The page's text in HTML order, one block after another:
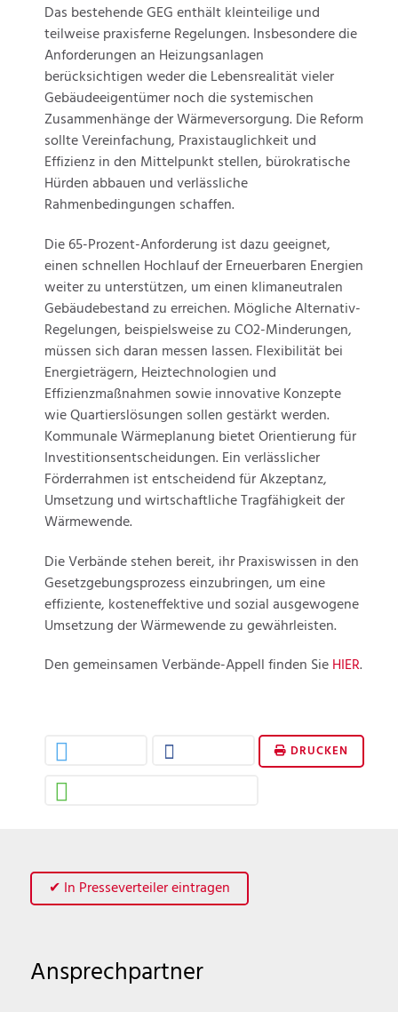
Das bestehende GEG enthält kleinteilige und
teilweise praxisferne Regelungen. Insbesondere die
Anforderungen an Heizungsanlagen
berücksichtigen weder die Lebensrealität vieler
Gebäudeeigentümer noch die systemischen
Zusammenhänge der Wärmeversorgung. Die Reform
sollte Vereinfachung, Praxistauglichkeit und
Effizienz in den Mittelpunkt stellen, bürokratische
Hürden abbauen und verlässliche
Rahmenbedingungen schaffen.
Die 65-Prozent-Anforderung ist dazu geeignet,
einen schnellen Hochlauf der Erneuerbaren Energien
weiter zu unterstützen, um einen klimaneutralen
Gebäudebestand zu erreichen. Mögliche Alternativ-
Regelungen, beispielsweise zu CO2-Minderungen,
müssen sich daran messen lassen. Flexibilität bei
Energieträgern, Heiztechnologien und
Effizienzmaßnahmen sowie innovative Konzepte
wie Quartierslösungen sollen gestärkt werden.
Kommunale Wärmeplanung bietet Orientierung für
Investitionsentscheidungen. Ein verlässlicher
Förderrahmen ist entscheidend für Akzeptanz,
Umsetzung und wirtschaftliche Tragfähigkeit der
Wärmewende.
Die Verbände stehen bereit, ihr Praxiswissen in den
Gesetzgebungsprozess einzubringen, um eine
effiziente, kosteneffektive und sozial ausgewogene
Umsetzung der Wärmewende zu gewährleisten.
Den gemeinsamen Verbände-Appell finden SieHIER.
DRUCKEN
✔ In Presseverteiler eintragen
Ansprechpartner